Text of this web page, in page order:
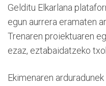
Gelditu Elkarlana
egun aurrera eramaten
Trenaren proiektuaren
ezaz, eztabaidatzeko
Ekimenaren